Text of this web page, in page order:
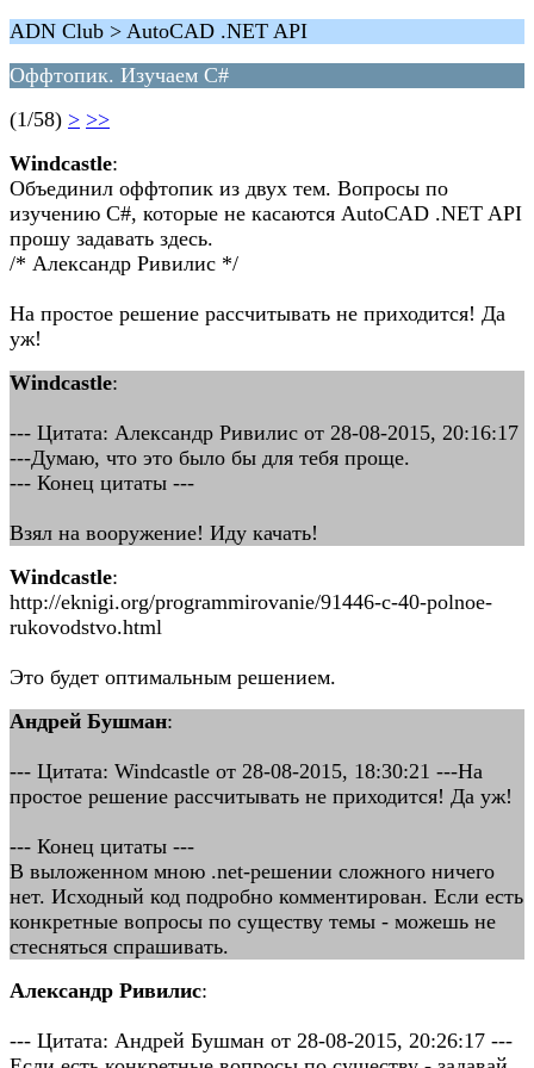
ADN Club > AutoCAD .NET API
Оффтопик. Изучаем C#
(1/58) > >>
Windcastle:
Объединил оффтопик из двух тем. Вопросы по
изучению C#, которые не касаются AutoCAD .NET API
прошу задавать здесь.
/* Александр Ривилис */
На простое решение рассчитывать не приходится! Да
уж!
Windcastle:
--- Цитата: Александр Ривилис от 28-08-2015, 20:16:17
---Думаю, что это было бы для тебя проще.
--- Конец цитаты ---
Взял на вооружение! Иду качать!
Windcastle:
http://eknigi.org/programmirovanie/91446-c-40-polnoe-
rukovodstvo.html
Это будет оптимальным решением.
Андрей Бушман:
--- Цитата: Windcastle от 28-08-2015, 18:30:21 ---На
простое решение рассчитывать не приходится! Да уж!
--- Конец цитаты ---
В выложенном мною .net-решении сложного ничего
нет. Исходный код подробно комментирован. Если есть
конкретные вопросы по существу темы - можешь не
стесняться спрашивать.
Александр Ривилис:
--- Цитата: Андрей Бушман от 28-08-2015, 20:26:17 ---